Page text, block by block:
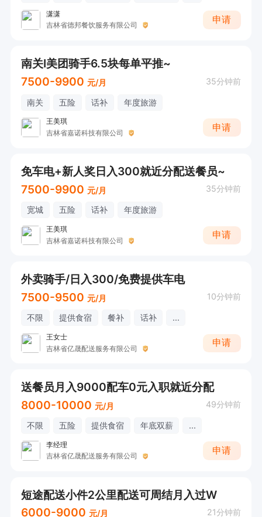
潇潇
吉林省德邦餐饮服务有限公司
申请
南关I美团骑手6.5块每单平推~
7500-9900 元/月 35分钟前
南关 五险 话补 年度旅游
王美琪
吉林省嘉诺科技有限公司
申请
免车电+新人奖日入300就近分配送餐员~
7500-9900 元/月 35分钟前
宽城 五险 话补 年度旅游
王美琪
吉林省嘉诺科技有限公司
申请
外卖骑手/日入300/免费提供车电
7500-9500 元/月 10分钟前
不限 提供食宿 餐补 话补 ...
王女士
吉林省亿晟配送服务有限公司
申请
送餐员月入9000配车0元入职就近分配
8000-10000 元/月 49分钟前
不限 五险 提供食宿 年底双薪 ...
李经理
吉林省亿晟配送服务有限公司
申请
短途配送小件2公里配送可周结月入过W
6000-9000 元/月 21分钟前